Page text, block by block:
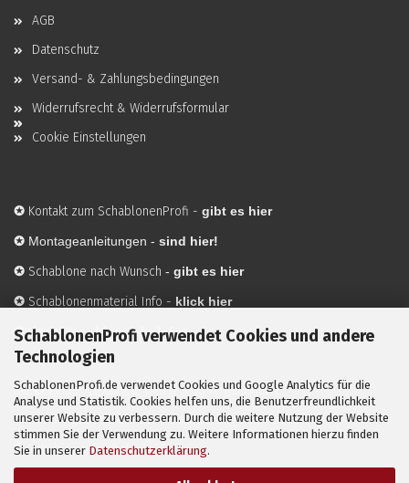
SchablonenProfi verwendet Cookies und andere
Technologien
SchablonenProfi.de verwendet Cookies und Google Analytics für die
Analyse und Statistik. Cookies helfen uns, die Benutzerfreundlichkeit
unserer Website zu verbessern. Durch die weitere Nutzung der Website
stimmen Sie der Verwendung zu. Weitere Informationen hierzu finden
Sie in unserer Datenschutzerklärung.
AGB
Datenschutz
Versand- & Zahlungsbedingungen
Widerrufsrecht & Widerrufsformular
Cookie Einstellungen
✪ Kontakt zum SchablonenProfi - gibt es hier
✪ Montageanleitungen - sind hier!
✪ Schablone nach Wunsch - gibt es hier
✪ Schablonenmaterial Info - klick hier
✪Hersteller-hier mehr Infos
Mit ✪ gekennzeichnete Bilder sind KI-generierte
Anwendungsbeispiele zur Visualisierung der Motive.
© SchablonenProfi.de2026